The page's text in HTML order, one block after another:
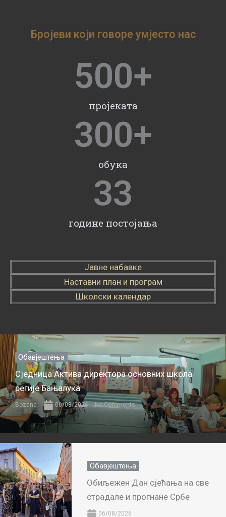
Бројеви који говоре умјесто нас
пројеката
500+
обука
300+
године постојања
33
Јавне набавке
Наставни план и програм
Школски календар
Обавјештења
Сједница Актива директора основних школа
регије Бањалука
Bozana 06/08/2026 No Comments
Обавјештења
Обиљежен Дан сјећања на све
страдале и прогнане Србе
06/08/2026